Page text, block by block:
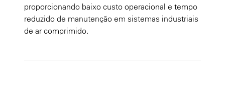
proporcionando baixo custo operacional e tempo
reduzido de manutenção em sistemas industriais
de ar comprimido.